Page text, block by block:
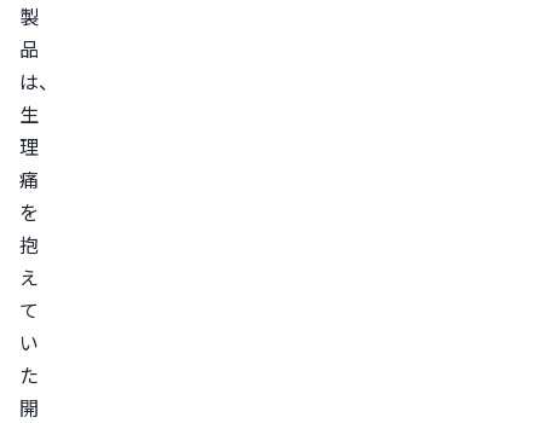
製
品
は、
生
理
痛
を
抱
え
て
い
た
開